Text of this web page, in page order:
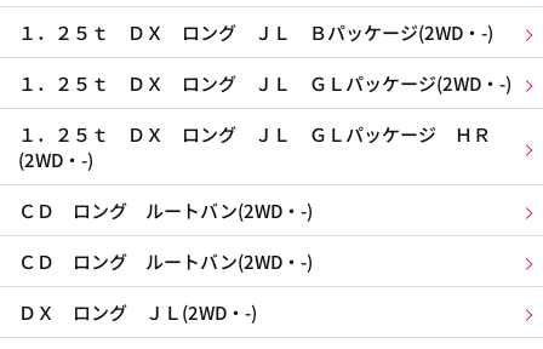
１．２５ｔ ＤＸ ロング ＪＬ Ｂパッケージ(2WD・-)
１．２５ｔ ＤＸ ロング ＪＬ ＧＬパッケージ(2WD・-)
１．２５ｔ ＤＸ ロング ＪＬ ＧＬパッケージ ＨＲ
(2WD・-)
ＣＤ ロング ルートバン(2WD・-)
ＣＤ ロング ルートバン(2WD・-)
ＤＸ ロング ＪＬ(2WD・-)